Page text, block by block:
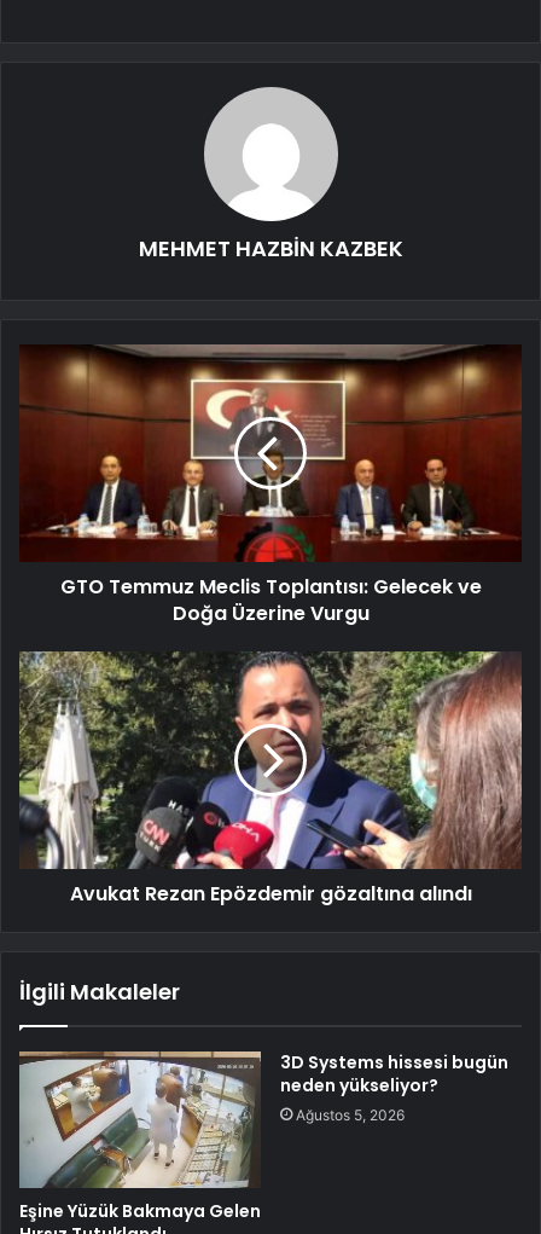
MEHMET HAZBİN KAZBEK
GTO Temmuz Meclis Toplantısı: Gelecek ve
Doğa Üzerine Vurgu
Avukat Rezan Epözdemir gözaltına alındı
İlgili Makaleler
Eşine Yüzük Bakmaya Gelen
3D Systems hissesi bugün
neden yükseliyor?
Ağustos 5, 2026